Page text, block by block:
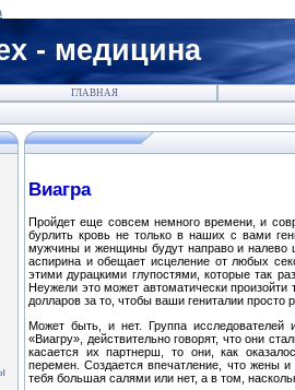
- медицина
ГЛАВНАЯ
Виагра
Пройдет еще совсем немного времени, и
бурлить кровь не только в наших с вами
мужчины и женщины будут направо и налево
аспирина и обещает исцеление от любых
этими дурацкими глупостями, которые так
Неужели это может автоматически
долларов за то, чтобы ваши гениталии просто
Может быть, и нет. Группа
«Виагру», действительно говорят, что они
касается их партнерш, то они, как
перемен. Создается впечатление, что жены
тебя большая салями или нет, а в том,